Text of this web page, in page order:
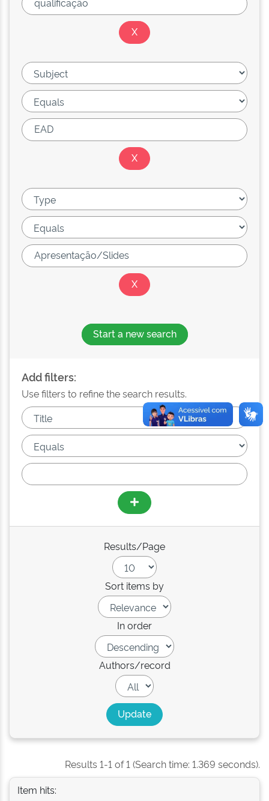
Start a new search
Add filters:
Use filters to refine the search results.
Results/Page
Sort items by
In order
Authors/record
Results 1-1 of 1 (Search time: 1.369 seconds).
Item hits: